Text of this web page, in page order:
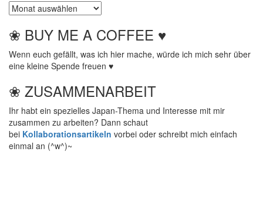
Archive
❀ BUY ME A COFFEE ♥
Wenn euch gefällt, was ich hier mache, würde ich mich sehr über
eine kleine Spende freuen ♥
❀ ZUSAMMENARBEIT
Ihr habt ein spezielles Japan-Thema und Interesse mit mir
zusammen zu arbeiten? Dann schaut
bei Kollaborationsartikeln vorbei oder schreibt mich einfach
einmal an (^w^)~